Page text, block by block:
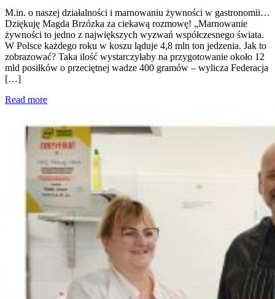
M.in. o naszej działalności i marnowaniu żywności w gastronomii…
Dziękuję Magda Brzózka za ciekawą rozmowę! „Marnowanie
żywności to jedno z największych wyzwań współczesnego świata.
W Polsce każdego roku w koszu ląduje 4,8 mln ton jedzenia. Jak to
zobrazować? Taka ilość wystarczyłaby na przygotowanie około 12
mld posiłków o przeciętnej wadze 400 gramów – wylicza Federacja
[…]
Read more